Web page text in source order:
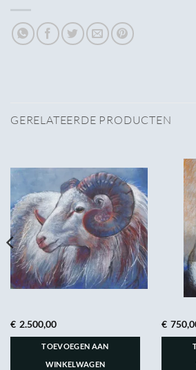
GERELATEERDE PRODUCTEN
€ 2.500,00
TOEVOEGEN AAN
WINKELWAGEN
€